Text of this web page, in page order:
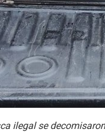
ilegal se